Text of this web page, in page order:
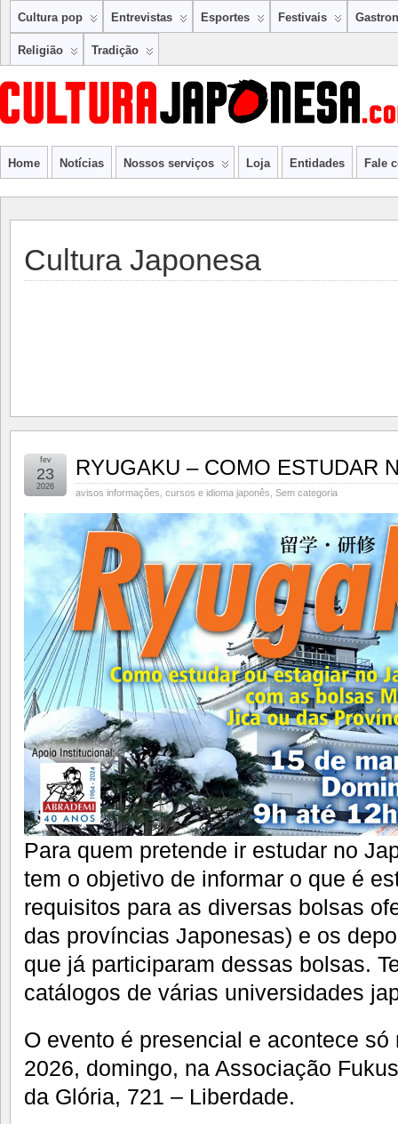
Cultura pop Entrevistas Esportes Festivais
Religião Tradição
Home Notícias Nossos serviços Loja Entidades Fale
Cultura Japonesa
RYUGAKU – COMO ESTUDAR
avisos informações cursos e idioma japonês Sem categoria
fev
23
2026
Para quem pretende ir estudar no
tem o objetivo de informar o que é
requisitos para as diversas bolsas
das províncias Japonesas) e os
que já participaram dessas bolsas.
catálogos de várias universidades
O evento é presencial e acontece
2026, domingo, na Associação
da Glória, 721 – Liberdade.